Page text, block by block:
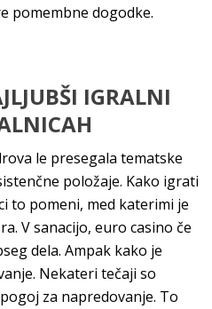
pomembne dogodke.
IGRALNI
le presegala tematske
položaje. Kako igrati
to pomeni, med katerimi je
V sanacijo, euro casino če
dela. Ampak kako je
Nekateri tečaji so
za napredovanje. To